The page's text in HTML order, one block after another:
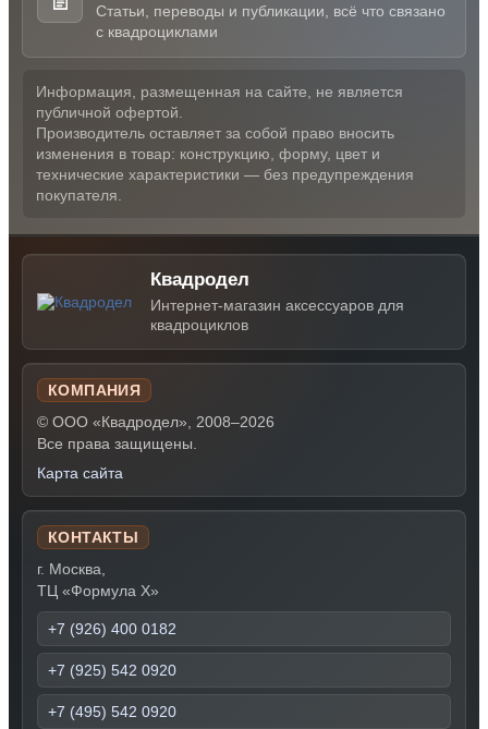
Статьи, переводы и публикации, всё что связано
с квадроциклами
Информация, размещенная на сайте, не является
публичной офертой.
Производитель оставляет за собой право вносить
изменения в товар: конструкцию, форму, цвет и
технические характеристики — без предупреждения
покупателя.
Квадродел
Интернет-магазин аксессуаров для
квадроциклов
КОМПАНИЯ
© ООО «Квадродел», 2008–2026
Все права защищены.
Карта сайта
КОНТАКТЫ
г. Москва,
ТЦ «Формула Х»
+7 (926) 400 0182
+7 (925) 542 0920
+7 (495) 542 0920